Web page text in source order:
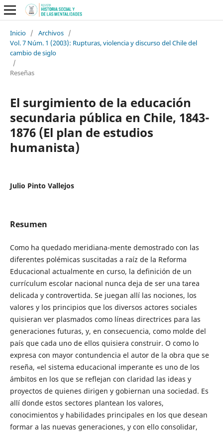
Inicio / Archivos /
Vol. 7 Núm. 1 (2003): Rupturas, violencia y discurso del Chile del
cambio de siglo
/
Reseñas
El surgimiento de la educación
secundaria pública en Chile, 1843-
1876 (El plan de estudios
humanista)
Julio Pinto Vallejos
Resumen
Como ha quedado meridiana-mente demostrado con las
diferentes polémicas suscitadas a raíz de la Reforma
Educacional actualmente en curso, la definición de un
currículum escolar nacional nunca deja de ser una tarea
delicada y controvertida. Se juegan allí las nociones, los
valores y los principios que los diversos actores sociales
quisieran ver plasmados como líneas directrices para las
generaciones futuras, y, en consecuencia, como molde del
país que cada uno de ellos quisiera construir. O como lo
expresa con mayor contundencia el autor de la obra que se
reseña, «el sistema educacional imperante es uno de los
ámbitos en los que se reflejan con claridad las ideas y
proyectos de quienes dirigen y gobiernan una sociedad. Es
allí donde estos sectores plantean los valores,
conocimientos y habilidades principales en los que desean
formar a las nuevas generaciones, y con ello consolidar,